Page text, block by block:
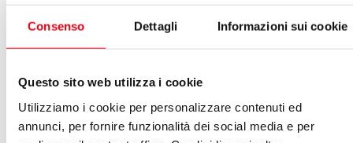
Consenso Dettagli Informazioni sui cookie
Questo sito web utilizza i cookie
Utilizziamo i cookie per personalizzare contenuti ed
annunci, per fornire funzionalità dei social media e per
CODICE FISCALE (Italian Fiscal code)*
sì
Regime fiscale iva (per italiani) - Con la presente dichiara:
Di essere soggetto al regime IVA